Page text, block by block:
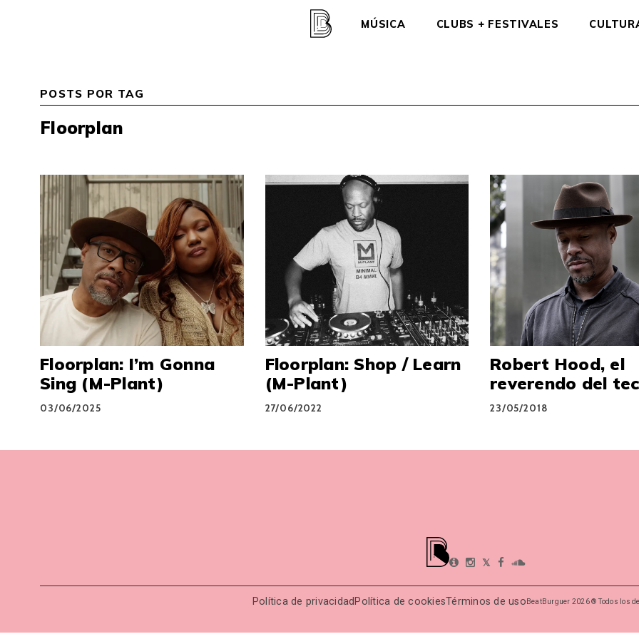
MÚSICA CLUBS + FESTIVALES
POSTS POR TAG
Floorplan
Floorplan: I’m Gonna
Sing (M-Plant)
03/06/2025
Floorplan: Shop / Learn
(M-Plant)
27/06/2022
Robert Hood, el
reverendo del
23/05/2018
𝕏
Política de privacidad Política de cookiesTérminos de uso BeatBurguer 2026 ® Todos los